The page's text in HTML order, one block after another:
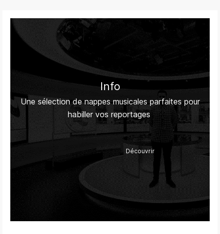
Info
Une sélection de nappes musicales parfaites pour
habiller vos reportages
Découvrir